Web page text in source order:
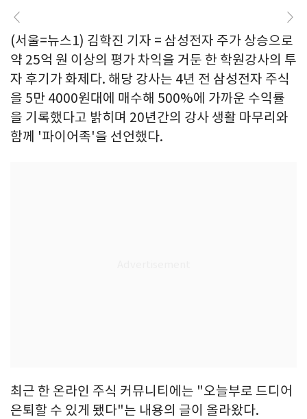
(서울=뉴스1) 김학진 기자 = 삼성전자 주가 상승으로
약 25억 원 이상의 평가 차익을 거둔 한 학원강사의 투
자 후기가 화제다. 해당 강사는 4년 전 삼성전자 주식
을 5만 4000원대에 매수해 500%에 가까운 수익률
을 기록했다고 밝히며 20년간의 강사 생활 마무리와
함께 '파이어족'을 선언했다.
최근 한 온라인 주식 커뮤니티에는 "오늘부로 드디어
은퇴할 수 있게 됐다"는 내용의 글이 올라왔다.